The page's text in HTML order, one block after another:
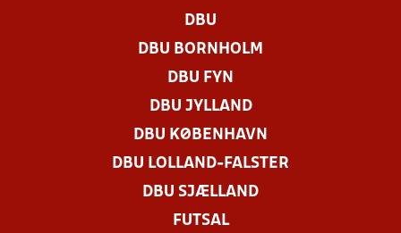
DBU
DBU BORNHOLM
DBU FYN
DBU JYLLAND
DBU KØBENHAVN
DBU LOLLAND-FALSTER
DBU SJÆLLAND
FUTSAL